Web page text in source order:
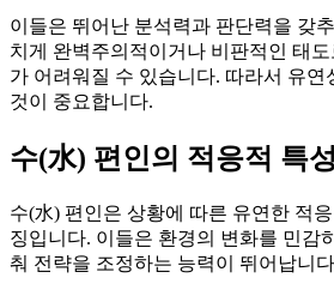
이들은 뛰어난 분석력과 판단력을 갖
치게 완벽주의적이거나 비판적인 태
가 어려워질 수 있습니다. 따라서 유연
것이 중요합니다.
수(水) 편인의 적응적 특성
수(水) 편인은 상황에 따른 유연한 적
징입니다. 이들은 환경의 변화를 민감
춰 전략을 조정하는 능력이 뛰어납니